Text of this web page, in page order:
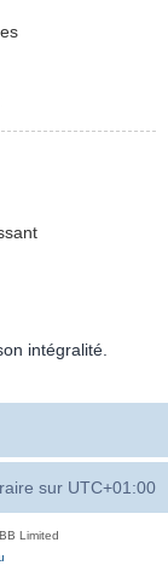
intégralité.
sur UTC+01:00
Limited